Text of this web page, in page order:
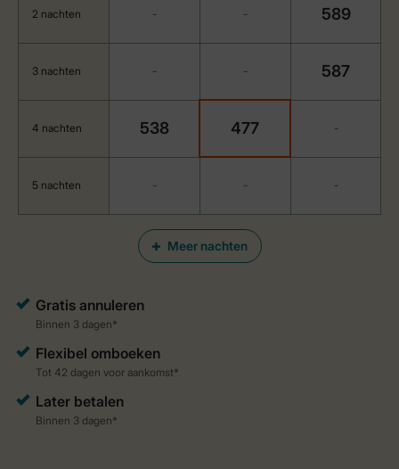
Meer nachten
2 nachten - - 589
3 nachten - - 587
4 nachten 538 477 -
5 nachten - - -